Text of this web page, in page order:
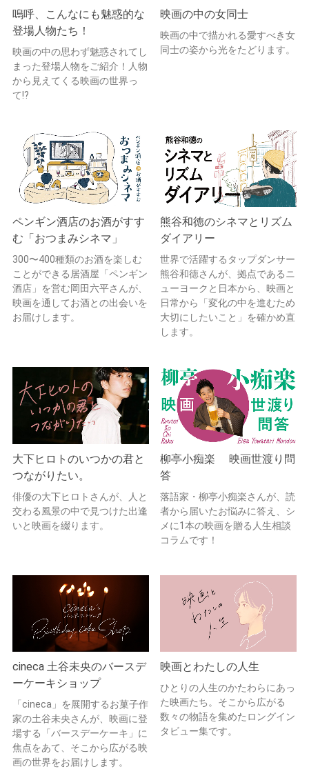
嗚呼、こんなにも魅惑的な
登場人物たち！
映画の中の思わず魅惑されてし
まった登場人物をご紹介！人物
から見えてくる映画の世界っ
て!?
映画の中の女同士
映画の中で描かれる愛すべき女
同士の姿から光をたどります。
ペンギン酒店のお酒がすす
む「おつまみシネマ」
300〜400種類のお酒を楽しむ
ことができる居酒屋「ペンギン
酒店」を営む岡田六平さんが、
映画を通してお酒との出会いを
お届けします。
熊谷和徳のシネマとリズム
ダイアリー
世界で活躍するタップダンサー
熊谷和徳さんが、拠点であるニ
ューヨークと日本から、映画と
日常から「変化の中を進むため
大切にしたいこと」を確かめ直
します。
大下ヒロトのいつかの君と
つながりたい。
俳優の大下ヒロトさんが、人と
交わる風景の中で見つけた出逢
いと映画を綴ります。
柳亭小痴楽 映画世渡り問
答
落語家・柳亭小痴楽さんが、読
者から届いたお悩みに答え、シ
メに1本の映画を贈る人生相談
コラムです！
cineca 土谷未央のバースデ
ーケーキショップ
「cineca」を展開するお菓子作
家の土谷未央さんが、映画に登
場する「バースデーケーキ」に
焦点をあて、そこから広がる映
画の世界をお届けします。
映画とわたしの人生
ひとりの人生のかたわらにあっ
た映画たち。そこから広がる
数々の物語を集めたロングイン
タビュー集です。